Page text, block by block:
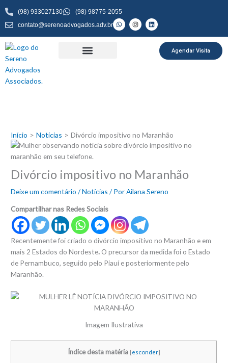
para
conteúdo
(98) 933027130
(98) 98775-2055
contato@serenoadvogados.adv.br
W
h
a
t
I
n
s
t
L
i
n
k
Agendar Visita
Início Notícias Divórcio impositivo no Maranhão
Divórcio impositivo no Maranhão
Deixe um comentário /Notícias / PorAilana Sereno
Compartilhar nas Redes Sociais
Recentemente foi criado o divórcio impositivo no Maranhão e em
mais 2 Estados do Nordeste. O precursor da medida foi o Estado
de Pernambuco, seguido pelo Piauí e posteriormente pelo
Maranhão.
Imagem Ilustrativa
Índice desta matéria [esconder]